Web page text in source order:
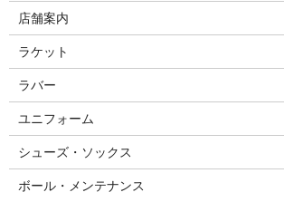
店舗案内
ラケット
ラバー
ユニフォーム
シューズ・ソックス
ボール・メンテナンス